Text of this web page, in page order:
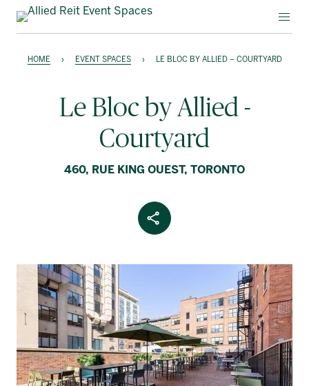
À PROPOS D’ALLIED
HOME › EVENT SPACES › LE BLOC BY ALLIED – COURTYARD
Le Bloc by Allied -
Courtyard
460, RUE KING OUEST, TORONTO
Share Article